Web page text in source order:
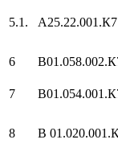
5.1. A25.22.001.К7
6
7
8 В